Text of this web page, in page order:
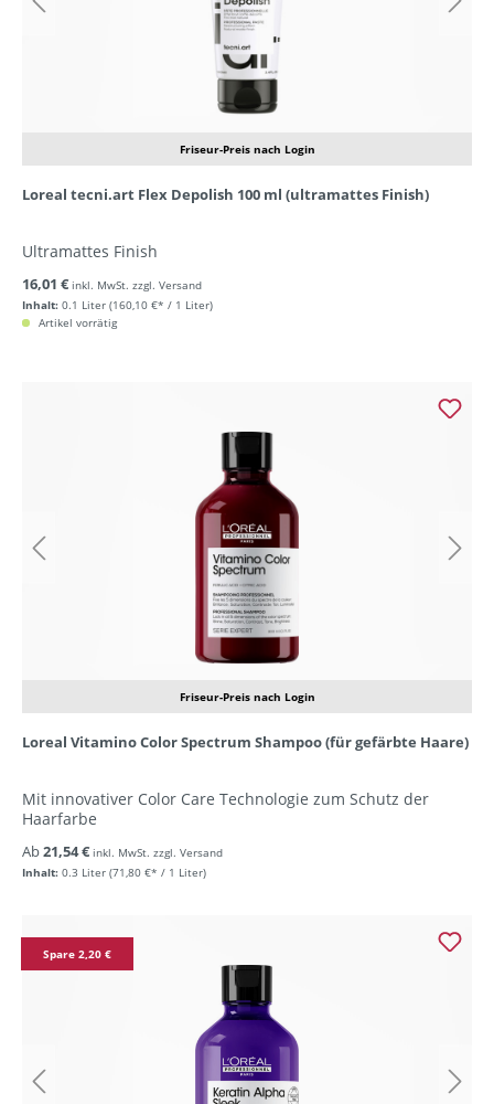
Friseur-Preis nach Login
Loreal tecni.art Flex Depolish 100 ml (ultramattes Finish)
Ultramattes Finish
Inhalt: 0.1 Liter (160,10 €* / 1 Liter)
16,01 € inkl. MwSt. zzgl. Versand
Artikel vorrätig
Friseur-Preis nach Login
Loreal Vitamino Color Spectrum Shampoo (für gefärbte Haare)
Mit innovativer Color Care Technologie zum Schutz der
Haarfarbe
Inhalt: 0.3 Liter (71,80 €* / 1 Liter)
Ab21,54 € inkl. MwSt. zzgl. Versand
Spare 2,20 €